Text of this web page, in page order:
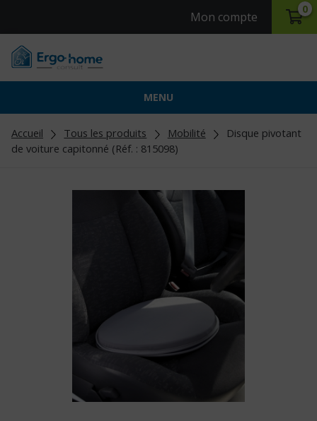
Mon compte
0
MENU
Accueil Tous les produits Mobilité
Disque pivotant
de voiture capitonné (Réf. : 815098)